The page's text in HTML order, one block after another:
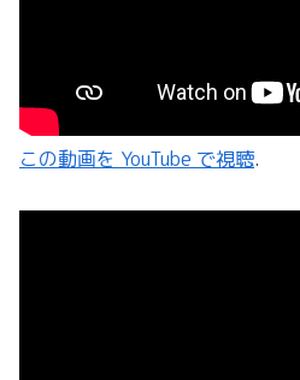
この動画を YouTube で視聴.